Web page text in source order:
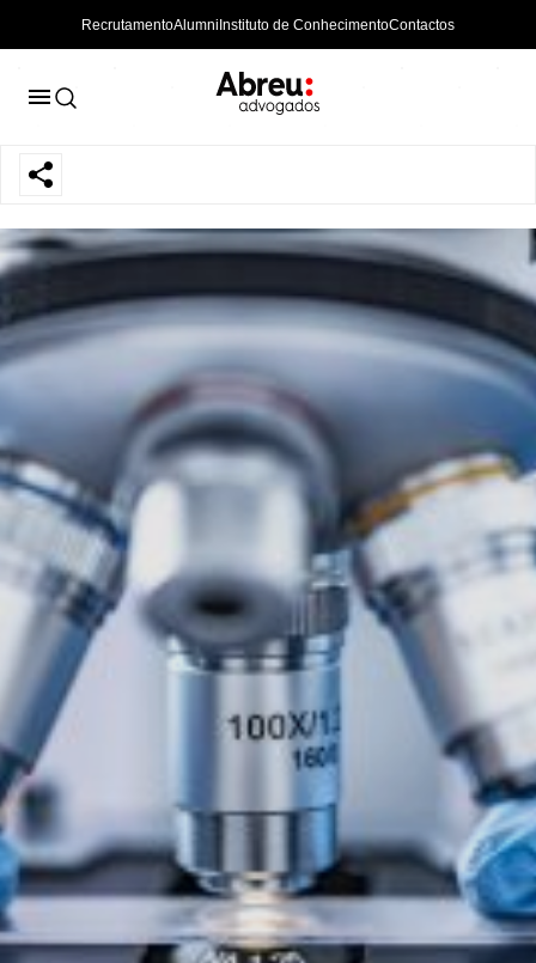
RecrutamentoAlumni Instituto de ConhecimentoContactos